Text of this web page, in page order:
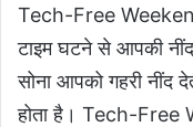
Tech-Free
टाइम घटने से आपकी नींद
सोना आपको गहरी नींद
होता है। Tech-Free